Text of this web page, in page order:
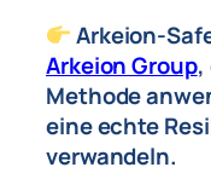
Arkeion-
Arkeion Group,
Methode
eine echte
verwandeln.